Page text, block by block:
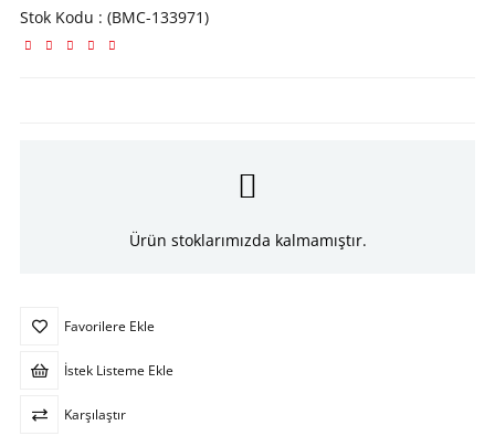
Stok Kodu (BMC-133971)
Ürün stoklarımızda kalmamıştır.
Favorilere Ekle
İstek Listeme Ekle
Karşılaştır